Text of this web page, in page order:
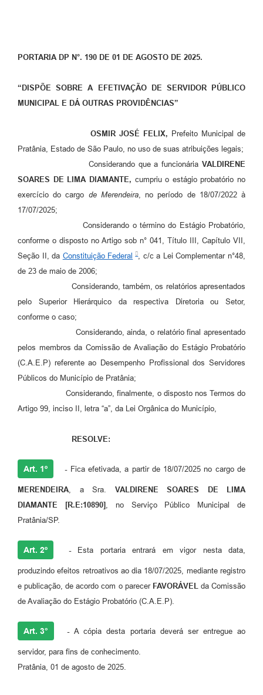
PORTARIA DP N°. 190 DE 01 DE AGOSTO DE 2025.
“DISPÕE SOBRE A EFETIVAÇÃO DE SERVIDOR PÚBLICO
MUNICIPAL E DÁ OUTRAS PROVIDÊNCIAS”
OSMIR JOSÉ FELIX, Prefeito Municipal de
Pratânia, Estado de São Paulo, no uso de suas atribuições legais;
Considerando que a funcionária VALDIRENE
SOARES DE LIMA DIAMANTE, cumpriu o estágio probatório no
exercício do cargo de Merendeira, no período de 18/07/2022 à
17/07/2025;
Considerando o término do Estágio Probatório,
conforme o disposto no Artigo sob n° 041, Título III, Capítulo VII,
Seção II, da Constituição Federal
, c/c a Lei Complementar n°48,
de 23 de maio de 2006;
Considerando, também, os relatórios apresentados
pelo Superior Hierárquico da respectiva Diretoria ou Setor,
conforme o caso;
Considerando, ainda, o relatório final apresentado
pelos membros da Comissão de Avaliação do Estágio Probatório
(C.A.E.P) referente ao Desempenho Profissional dos Servidores
Públicos do Município de Pratânia;
Considerando, finalmente, o disposto nos Termos do
Artigo 99, inciso II, letra “a”, da Lei Orgânica do Município,
RESOLVE:
Art. 1º - Fica efetivada, a partir de 18/07/2025 no cargo de
MERENDEIRA, a Sra. VALDIRENE SOARES DE LIMA
DIAMANTE
[R.E:10890] , no Serviço Público Municipal de
Pratânia/SP.
Art. 2º - Esta portaria entrará em vigor nesta data,
produzindo efeitos retroativos ao dia 18/07/2025, mediante registro
e publicação, de acordo com o parecer FAVORÁVELda Comissão
de Avaliação do Estágio Probatório (C.A.E.P).
Art. 3° -A cópia desta portaria deverá ser entregue ao
servidor, para fins de conhecimento.
Pratânia, 01 de agosto de 2025.